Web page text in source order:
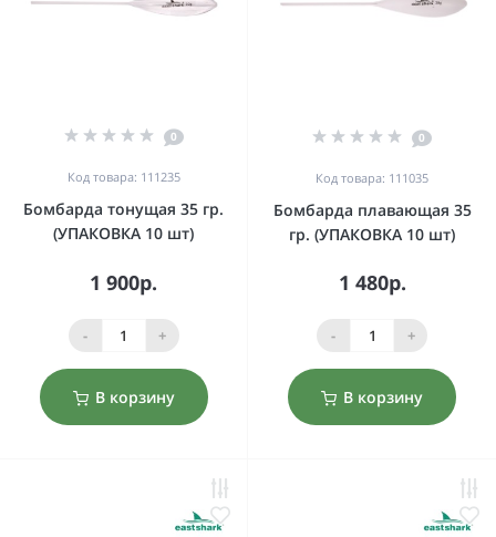
0
Код товара: 111235
Бомбарда тонущая 35 гр.
(УПАКОВКА 10 шт)
1 900р.
- +
В корзину
0
Код товара: 111035
Бомбарда плавающая 35
гр. (УПАКОВКА 10 шт)
1 480р.
- +
В корзину